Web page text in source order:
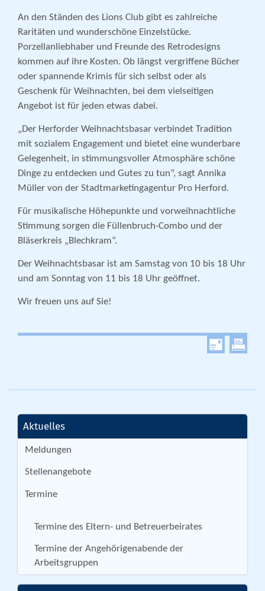
An den Ständen des Lions Club gibt es zahlreiche
Raritäten und wunderschöne Einzelstücke.
Porzellanliebhaber und Freunde des Retrodesigns
kommen auf ihre Kosten. Ob längst vergriffene Bücher
oder spannende Krimis für sich selbst oder als
Geschenk für Weihnachten, bei dem vielseitigen
Angebot ist für jeden etwas dabei.
„Der Herforder Weihnachtsbasar verbindet Tradition
mit sozialem Engagement und bietet eine wunderbare
Gelegenheit, in stimmungsvoller Atmosphäre schöne
Dinge zu entdecken und Gutes zu tun“, sagt Annika
Müller von der Stadtmarketingagentur Pro Herford.
Für musikalische Höhepunkte und vorweihnachtliche
Stimmung sorgen die Füllenbruch-Combo und der
Bläserkreis „Blechkram“.
Der Weihnachtsbasar ist am Samstag von 10 bis 18 Uhr
und am Sonntag von 11 bis 18 Uhr geöffnet.
Wir freuen uns auf Sie!
Aktuelles
Meldungen
Stellenangebote
Termine
Termine des Eltern- und Betreuerbeirates
Termine der Angehörigenabende der
Arbeitsgruppen